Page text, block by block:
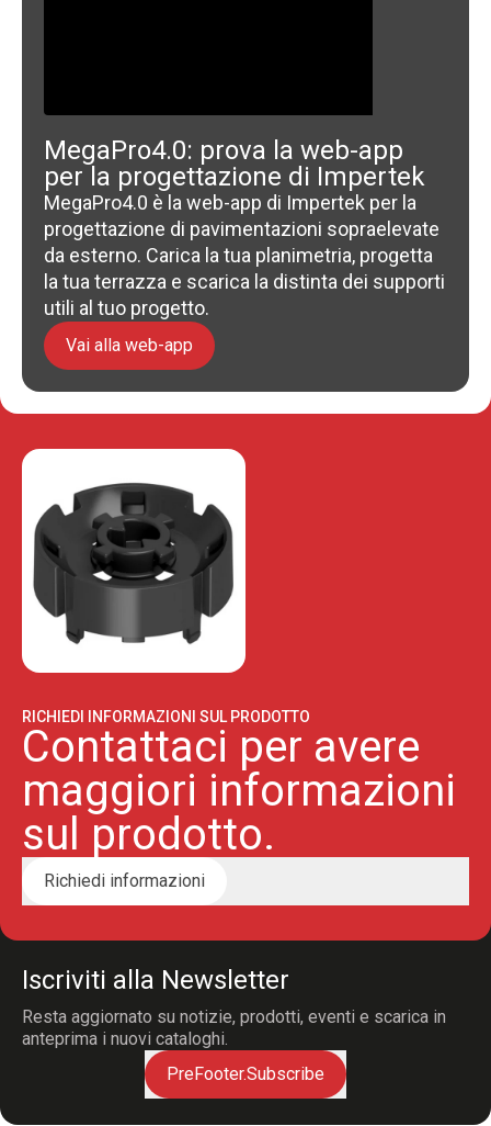
MegaPro4.0: prova la web-app
per la progettazione di Impertek
MegaPro4.0 è la web-app di Impertek per la
progettazione di pavimentazioni sopraelevate
da esterno. Carica la tua planimetria, progetta
la tua terrazza e scarica la distinta dei supporti
utili al tuo progetto.
Vai alla web-app
RICHIEDI INFORMAZIONI SUL PRODOTTO
Contattaci per avere
maggiori informazioni
sul prodotto.
Richiedi informazioni
Iscriviti alla Newsletter
Resta aggiornato su notizie, prodotti, eventi e scarica in
anteprima i nuovi cataloghi.
PreFooter.Subscribe